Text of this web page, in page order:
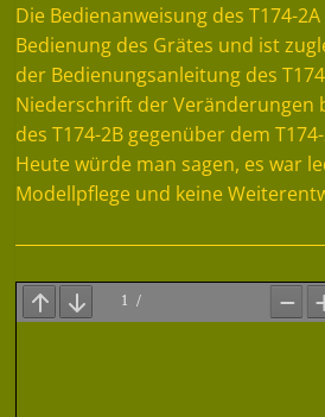
Die Bedienanweisung des T174-
Bedienung des Grätes und ist
der Bedienungsanleitung des
Niederschrift der Veränderungen
des T174-2B gegenüber dem
Heute würde man sagen, es war
Modellpflege und keine